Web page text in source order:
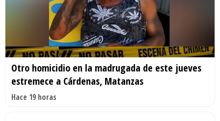
Otro homicidio en la madrugada de este jueves
estremece a Cárdenas, Matanzas
Hace 19 horas